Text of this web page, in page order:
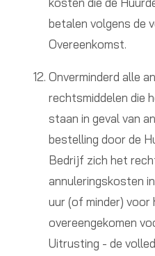
betalen volgens de
Overeenkomst.
Onverminderd alle
rechtsmiddelen die
staan in geval van
bestelling door de
Bedrijf zich het
annuleringskosten
uur (of minder)
overeengekomen
Uitrusting - de